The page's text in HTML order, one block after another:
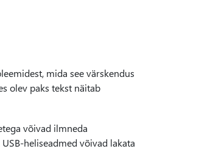
mida see värskendus
olev paks tekst näitab
võivad ilmneda
USB-heliseadmed võivad lakata